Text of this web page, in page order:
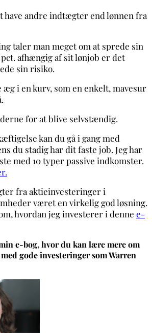
have andre indtægter end lønnen fra
taler man meget om at sprede sin
afhængig af sit lønjob er det
sin risiko.
æg i en kurv, som en enkelt, mavesur
for at blive selvstændig.
kan du gå i gang med
du stadig har dit faste job. Jeg har
med 10 typer passive indkomster.
fra aktieinvesteringer i
været en virkelig god løsning.
hvordan jeg investerer i denne e-
e-bog, hvor du kan lære mere om
gode investeringer som Warren